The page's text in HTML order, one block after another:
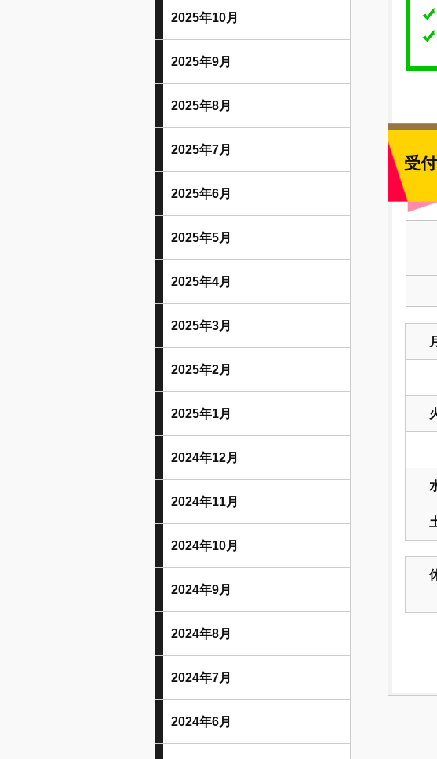
受
2025年10月
2025年9月
2025年8月
2025年7月
2025年6月
2025年5月
2025年4月
2025年3月
2025年2月
2025年1月
2024年12月
2024年11月
2024年10月
2024年9月
2024年8月
2024年7月
2024年6月